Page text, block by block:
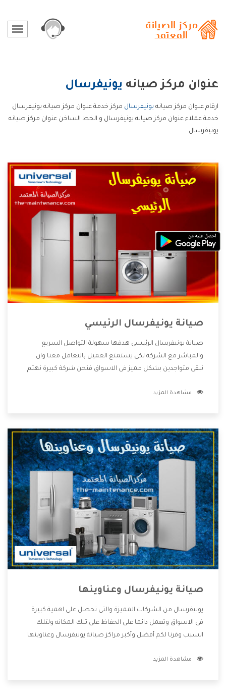
عنوان مركز صيانه يونيفرسال
ارقام عنوان مركز صيانه يونيفرسال مركز خدمة عنوان مركز صيانه يونيفرسال
خدمة عملاء عنوان مركز صيانه يونيفرسال و الخط الساخن عنوان مركز صيانه
يونيفرسال.
صيانة يونيفرسال الرئيسي
صيانة يونيفرسال الرئيسي هدفها سهولة التواصل السريع
والمباشر مع الشركة لكى يستمتع العميل بالتعامل معنا وان
نبقى متواجدين بشكل مميز فى الاسواق فنحن شركة كبيرة نهتم
الشركة بها والتى تكون منها خدمة الصيانة التى تكون من أهم
وأقوى الأسعار التى تكون مناسبة لكثير من العملاء
مشاهدة المزيد
صيانة يونيفرسال وعناوينها
يونيفرسال من الشركات المميزة والتى تحصل على اهمية كبيرة
فى الاسواق وتعمل دائما على الحفاظ على تلك المكانه ولتلك
السبب وفرنا لكم أفضل وأكبر مراكز صيانة يونيفرسال وعناوينها
المنتجات دون اى ازعاج كما أننا نهتم بكل ما يحتاجه المستهلك
مشاهدة المزيد